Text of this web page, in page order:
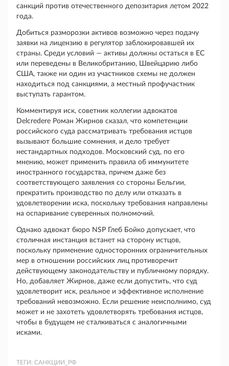
санкций против отечественного депозитария летом 2022
года.
Добиться разморозки активов возможно через подачу
заявки на лицензию в регулятор заблокировавшей их
страны. Среди условий — активы должны остаться в ЕС
или переведены в Великобританию, Швейцарию либо
США, также ни один из участников схемы не должен
находиться под санкциями, а местный профучастник
выступать гарантом.
Комментируя иск, советник коллегии адвокатов
Delcredere Роман Жирнов сказал, что компетенции
российского суда рассматривать требования истцов
вызывают большие сомнения, и дело требует
нестандартных подходов. Московский суд, по его
мнению, может применить правила об иммунитете
иностранного государства, причем даже без
соответствующего заявления со стороны Бельгии,
прекратить производство по делу или отказать в
удовлетворении иска, поскольку требования направлены
на оспаривание суверенных полномочий.
Однако адвокат бюро NSP Глеб Бойко допускает, что
столичная инстанция встанет на сторону истцов,
поскольку применение односторонних ограничительных
мер в отношении российских лиц противоречит
действующему законодательству и публичному порядку.
Но, добавляет Жирнов, даже если допустить, что суд
удовлетворит иск, реальное и эффективное исполнение
требований невозможно. Если решение неисполнимо, суд
может и не захотеть удовлетворять требования истцов,
чтобы в будущем не сталкиваться с аналогичными
исками.
ТЕГИ: САНКЦИИ_РФ